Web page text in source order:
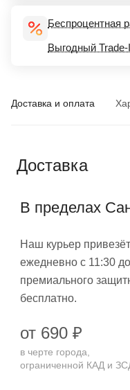
Беспроцентная
Выгодный Trade-
Доставка и оплата
Доставка
В пределах
Наш курьер
ежедневно с 11:30
премиального
бесплатно.
от 690 ₽
в черте города,
ограниченной КАД и